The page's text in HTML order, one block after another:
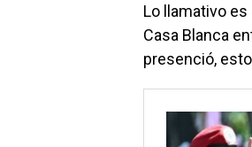
Lo llamativo
Casa Blanca
presenció,